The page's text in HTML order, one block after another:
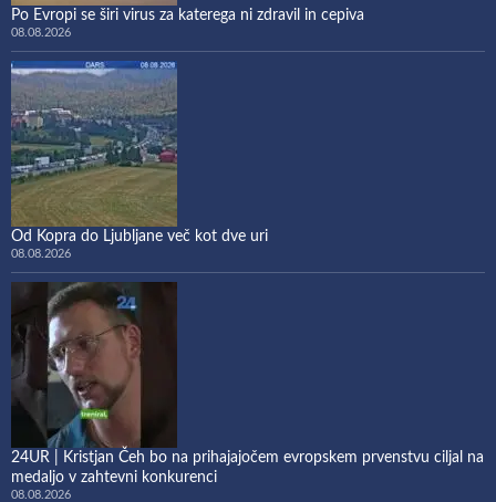
Po Evropi se širi virus za katerega ni zdravil in cepiva
08.08.2026
Od Kopra do Ljubljane več kot dve uri
08.08.2026
24UR | Kristjan Čeh bo na prihajajočem evropskem prvenstvu ciljal na
medaljo v zahtevni konkurenci
08.08.2026